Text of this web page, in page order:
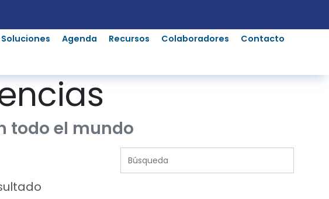
Agenda Recursos Colaboradores Contacto
todo el mundo